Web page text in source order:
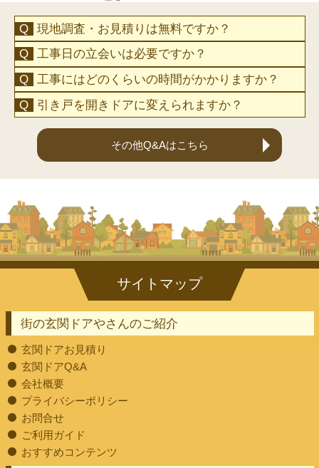
現地調査・お見積りは無料ですか？
工事日の立会いは必要ですか？
工事にはどのくらいの時間がかかりますか？
引き戸を開きドアに変えられますか？
その他Q&Aはこちら
街の玄関ドアやさんのご紹介
玄関ドアお見積り
玄関ドアQ&A
会社概要
プライバシーポリシー
お問合せ
ご利用ガイド
おすすめコンテンツ